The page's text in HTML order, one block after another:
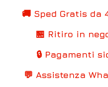
🚚 Sped Gratis da
🏪 Ritiro in
🔒 Pagamenti
💬 Assistenza